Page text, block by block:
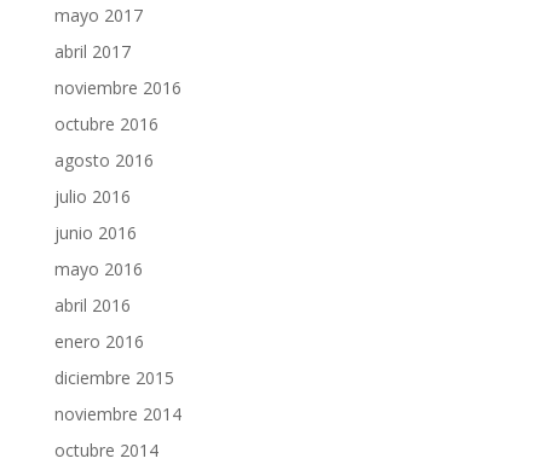
mayo 2017
abril 2017
noviembre 2016
octubre 2016
agosto 2016
julio 2016
junio 2016
mayo 2016
abril 2016
enero 2016
diciembre 2015
noviembre 2014
octubre 2014